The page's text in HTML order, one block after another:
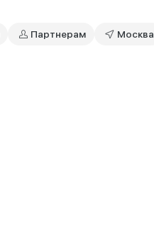
Партнерам Москва